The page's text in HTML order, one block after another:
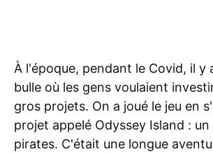
À l'époque, pendant le Covid, il y
bulle où les gens voulaient
gros projets. On a joué le jeu en
projet appelé Odyssey Island :
pirates. C'était une longue